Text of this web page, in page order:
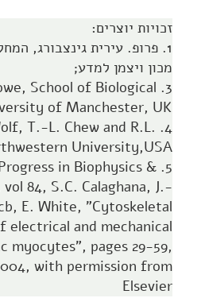
זכויות יוצרים:
1. פרופ. עירית גינצבורג,
מכון ויצמן למדע;
3.
School of Biological
of Manchester, UK
4.
T.-L. Chew and R.L.
University,USA
5.
in Biophysics &
84, S.C. Calaghana, J.-
E. White, "Cytoskeletal
electrical and mechanical
myocytes", pages 29-59,
with permission from
Elsevier